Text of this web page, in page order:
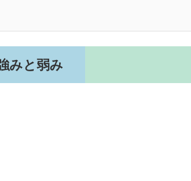
みと弱み